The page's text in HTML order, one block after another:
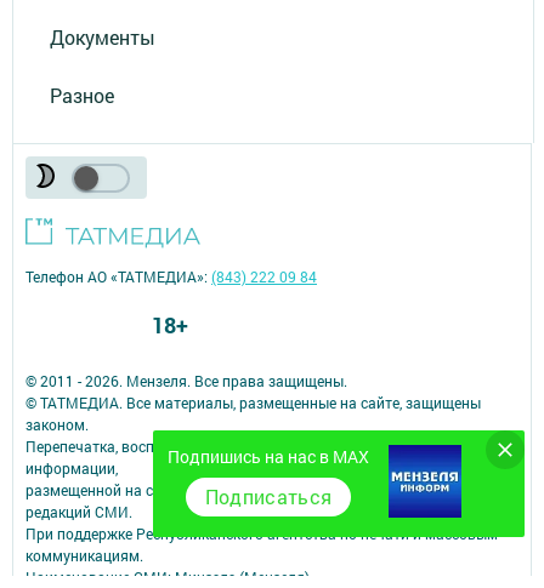
Документы
Разное
Подпишись на нас в MAX
Подписаться
© 2011 - 2026. Мензеля. Все права защищены.
© ТАТМЕДИА. Все материалы, размещенные на сайте, защищены
законом.
Перепечатка, воспроизведение и распространение в любом объеме
информации,
размещенной на сайте, возможна только с письменного согласия
редакций СМИ.
При поддержке Республиканского агентства по печати и массовым
коммуникациям.
Наименование СМИ: Минзэлэ (Мензеля)
Телефон АО «ТАТМЕДИА»:(843) 222 09 84
18+